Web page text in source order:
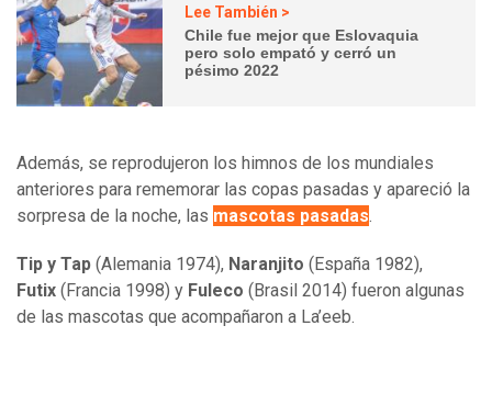
Lee También >
Chile fue mejor que Eslovaquia
pero solo empató y cerró un
pésimo 2022
Además, se reprodujeron los himnos de los mundiales
anteriores para rememorar las copas pasadas y apareció la
sorpresa de la noche, las mascotas pasadas.
Tip y Tap (Alemania 1974), Naranjito (España 1982),
Futix (Francia 1998) y Fuleco (Brasil 2014) fueron algunas
de las mascotas que acompañaron a La’eeb.